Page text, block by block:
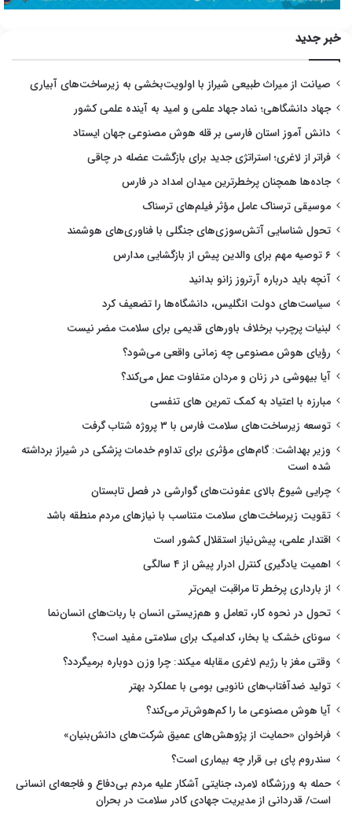
خبر جدید
صیانت از میراث طبیعی شیراز با اولویت‌بخشی به زیرساخت‌های آبیاری
جهاد دانشگاهی؛ نماد جهاد علمی و امید به آینده علمی کشور
دانش آموز استان فارسی بر قله هوش مصنوعی جهان ایستاد
فراتر از لاغری؛ استراتژی جدید برای بازگشت عضله در چاقی
جاده‌ها همچنان پرخطرترین میدان امداد در فارس
موسیقی ترسناک عامل مؤثر فیلم‌های ترسناک
تحول شناسایی آتش‌سوزی‌های جنگلی با فناوری‌های هوشمند
۶ توصیه مهم برای والدین پیش از بازگشایی مدارس
آنچه باید درباره آرتروز زانو بدانید
سیاست‌های دولت انگلیس، دانشگاه‌ها را تضعیف کرد
لبنیات پرچرب برخلاف باورهای قدیمی برای سلامت مضر نیست
رؤیای هوش مصنوعی چه زمانی واقعی می‌شود؟
آیا بیهوشی در زنان و مردان متفاوت عمل می‌کند؟
مبارزه با اعتیاد به کمک تمرین های تنفسی
توسعه زیرساخت‌های سلامت فارس با ۳ پروژه شتاب گرفت
وزیر بهداشت: گام‌های مؤثری برای تداوم خدمات پزشکی در شیراز برداشته
شده است
چرایی شیوع بالای عفونت‌های گوارشی در فصل تابستان
تقویت زیرساخت‌های سلامت متناسب با نیازهای مردم منطقه باشد
اقتدار علمی، پیش‌نیاز استقلال کشور است
اهمیت یادگیری کنترل ادرار پیش از ۴ سالگی
از بارداری پرخطر تا مراقبت ایمن‌تر
تحول در نحوه کار، تعامل و هم‌زیستی انسان با ربات‌های انسان‌نما
سونای خشک یا بخار، کدامیک برای سلامتی مفید است؟
وقتی مغز با رژیم لاغری مقابله میکند: چرا وزن دوباره برمیگردد؟
تولید ضدآفتاب‌های نانویی بومی با عملکرد بهتر
آیا هوش مصنوعی ما را کم‌هوش‌تر می‌کند؟
فراخوان «حمایت از پژوهش‌های عمیق شرکت‌های دانش‌بنیان»
سندروم پای بی قرار چه بیماری است؟
حمله به ورزشگاه لامرد، جنایتی آشکار علیه مردم بی‌دفاع و فاجعه‌ای انسانی
است/ قدردانی از مدیریت جهادی کادر سلامت در بحران